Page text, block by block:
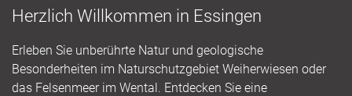
Herzlich Willkommen in Essingen
Erleben Sie unberührte Natur und geologische
Besonderheiten im Naturschutzgebiet Weiherwiesen oder
das Felsenmeer im Wental. Entdecken Sie eine